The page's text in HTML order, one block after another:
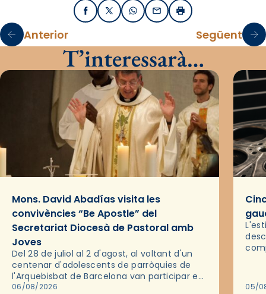
FacebookX / TwitterWhatsApp
EmailImprimir
Anterior Següent
T’interessarà…
Mons. David Abadías visita les
convivències “Be Apostle” del
Secretariat Diocesà de Pastoral amb
Joves
Del 28 de juliol al 2 d'agost, al voltant d'un
centenar d'adolescents de parròquies de
l'Arquebisbat de Barcelona van participar en
les convivències Be Apostle, organitzades
06/08/2026 05/